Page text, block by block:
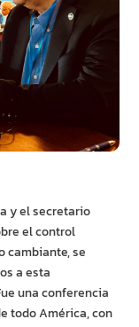
y el secretario
el control
cambiante, se
a esta
una conferencia
todo América, con